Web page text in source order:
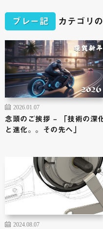
ブレー記 カテゴリ
2026.01.07
念頭のご挨拶 – 「技術の深
と進化。。その先へ」
2024.08.07